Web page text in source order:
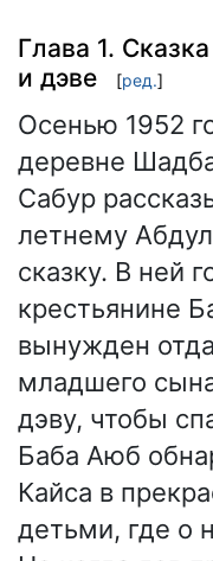
Глава 1.
и дэве
[ред.]
Осенью 1952
деревне
Сабур
летнему
сказку. В ней
крестьянине
вынужден
младшего
дэву, чтобы
Баба Аюб
Кайса в
детьми, где о